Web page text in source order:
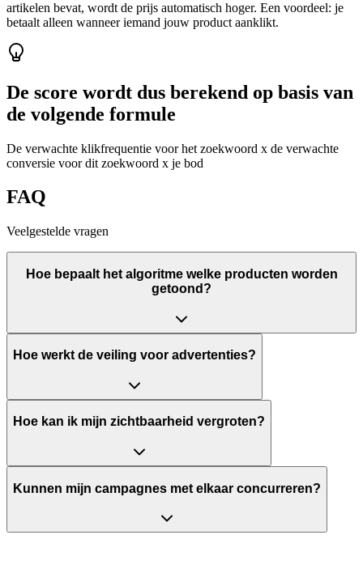
artikelen bevat, wordt de prijs automatisch hoger. Een voordeel: je
betaalt alleen wanneer iemand jouw product aanklikt.
De score wordt dus berekend op basis van
de volgende formule
De verwachte klikfrequentie voor het zoekwoord x de verwachte
conversie voor dit zoekwoord x je bod
FAQ
Veelgestelde vragen
Hoe bepaalt het algoritme welke producten worden
getoond?
Hoe werkt de veiling voor advertenties?
Hoe kan ik mijn zichtbaarheid vergroten?
Kunnen mijn campagnes met elkaar concurreren?